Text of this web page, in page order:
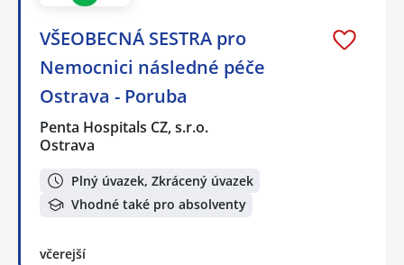
VŠEOBECNÁ SESTRA pro
Nemocnici následné péče
Ostrava - Poruba
Penta Hospitals CZ, s.r.o.
Ostrava
Plný úvazek, Zkrácený úvazek
Vhodné také pro absolventy
včerejší